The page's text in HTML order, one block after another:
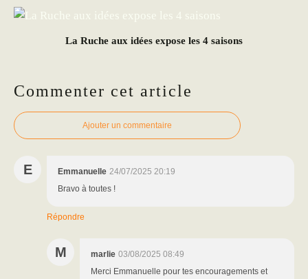
La Ruche aux idées expose les 4 saisons
Commenter cet article
Ajouter un commentaire
E Emmanuelle 24/07/2025 20:19
Bravo à toutes !
Répondre
M marlie 03/08/2025 08:49
Merci Emmanuelle pour tes encouragements et